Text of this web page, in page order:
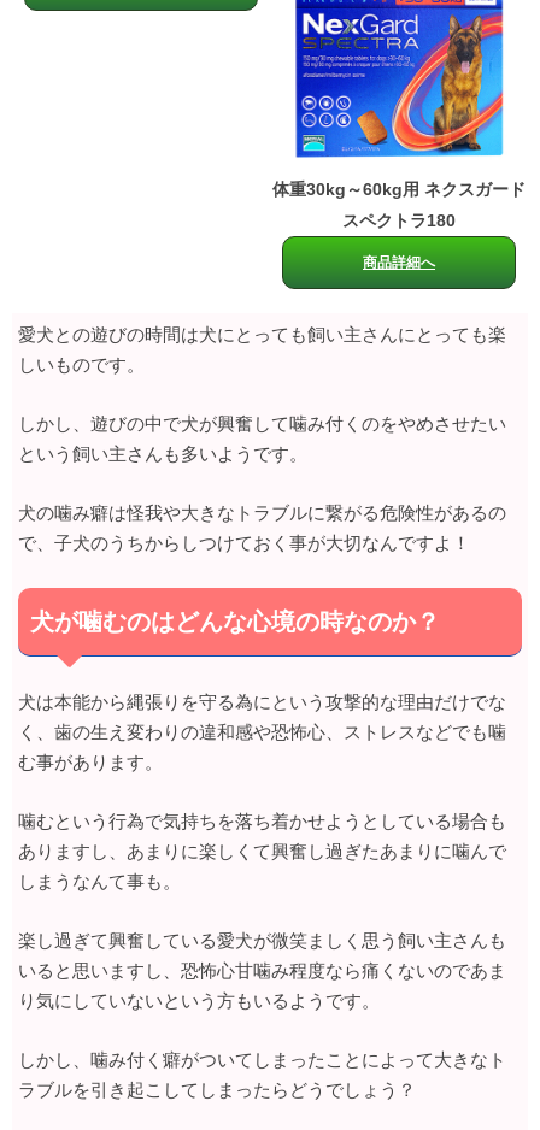
体重30kg～60kg用 ネクスガード
スペクトラ180
商品詳細へ
愛犬との遊びの時間は犬にとっても飼い主さんにとっても楽
しいものです。
しかし、遊びの中で犬が興奮して噛み付くのをやめさせたい
という飼い主さんも多いようです。
犬の噛み癖は怪我や大きなトラブルに繋がる危険性があるの
で、子犬のうちからしつけておく事が大切なんですよ！
犬が噛むのはどんな心境の時なのか？
犬は本能から縄張りを守る為にという攻撃的な理由だけでな
く、歯の生え変わりの違和感や恐怖心、ストレスなどでも噛
む事があります。
噛むという行為で気持ちを落ち着かせようとしている場合も
ありますし、あまりに楽しくて興奮し過ぎたあまりに噛んで
しまうなんて事も。
楽し過ぎて興奮している愛犬が微笑ましく思う飼い主さんも
いると思いますし、恐怖心甘噛み程度なら痛くないのであま
り気にしていないという方もいるようです。
しかし、噛み付く癖がついてしまったことによって大きなト
ラブルを引き起こしてしまったらどうでしょう？